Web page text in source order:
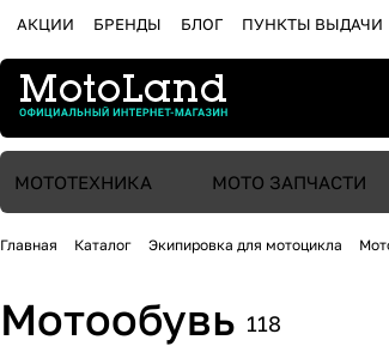
АКЦИИ БРЕНДЫ БЛОГ ПУНКТЫ ВЫДАЧИ
МОТОТЕХНИКА МОТО ЗАПЧАСТИ
Главная Каталог Экипировка для мотоцикла
Мотообувь 118